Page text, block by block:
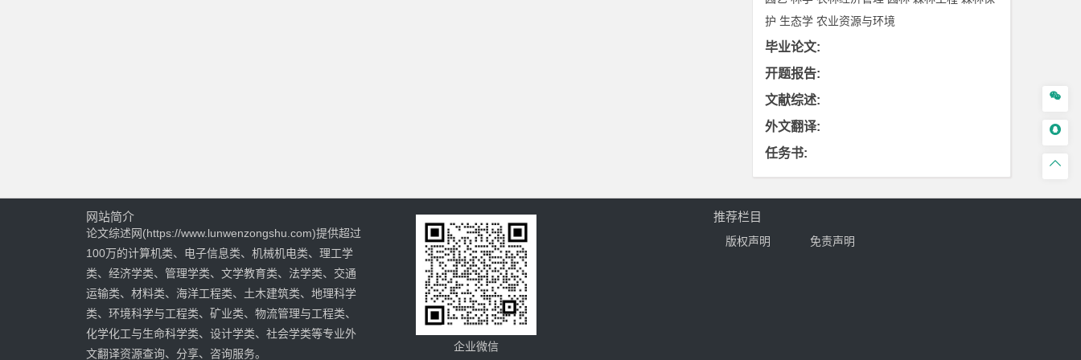
护 生态学 农业资源与环境
毕业论文:
开题报告:
文献综述:
外文翻译:
任务书:



网站简介
论文综述网(https://www.lunwenzongshu.com)提供超过
100万的计算机类、电子信息类、机械机电类、理工学
类、经济学类、管理学类、文学教育类、法学类、交通
运输类、材料类、海洋工程类、土木建筑类、地理科学
类、环境科学与工程类、矿业类、物流管理与工程类、
化学化工与生命科学类、设计学类、社会学类等专业外
文翻译资源查询、分享、咨询服务。
企业微信
推荐栏目
版权声明 免责声明